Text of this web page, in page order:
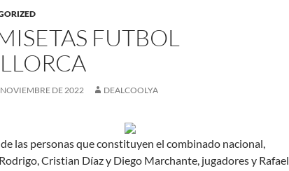
FUTBOL
DE 2022 DEALCOOLYA
las personas que constituyen el combinado nacional,
Cristian Díaz y Diego Marchante, jugadores y Rafael